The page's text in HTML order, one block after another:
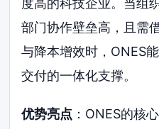
度高的科技企业。当组
部门协作壁垒高，且需
与降本增效时，ONES
交付的一体化支撑。
优势亮点 ：ONES的核